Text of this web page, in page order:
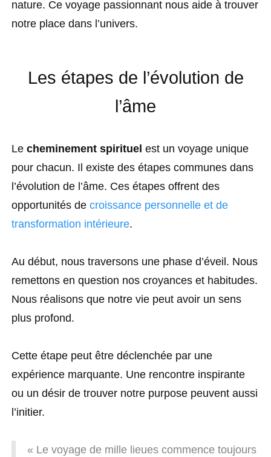
nature. Ce voyage passionnant nous aide à trouver
notre place dans l’univers.
Les étapes de l’évolution de
l’âme
Le cheminement spirituel est un voyage unique
pour chacun. Il existe des étapes communes dans
l’évolution de l’âme. Ces étapes offrent des
opportunités de croissance personnelle et de
transformation intérieure.
Au début, nous traversons une phase d’éveil. Nous
remettons en question nos croyances et habitudes.
Nous réalisons que notre vie peut avoir un sens
plus profond.
Cette étape peut être déclenchée par une
expérience marquante. Une rencontre inspirante
ou un désir de trouver notre purpose peuvent aussi
l’initier.
« Le voyage de mille lieues commence toujours